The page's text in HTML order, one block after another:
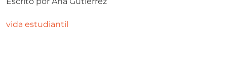
vida estudiantil